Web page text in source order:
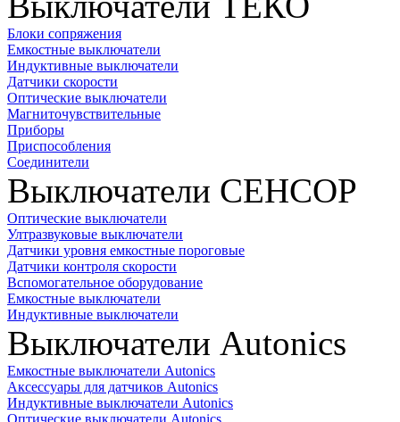
Блоки сопряжения
Емкостные выключатели
Индуктивные выключатели
Датчики скорости
Оптические выключатели
Магниточувствительные
Приборы
Приспособления
Соединители
Выключатели СЕНСОР
Оптические выключатели
Ултразвуковые выключатели
Датчики уровня емкостные пороговые
Датчики контроля скорости
Вспомогательное оборудование
Емкостные выключатели
Индуктивные выключатели
Выключатели Autonics
Емкостные выключатели Autonics
Аксессуары для датчиков Autonics
Индуктивные выключатели Autonics
Оптические выключатели Autonics